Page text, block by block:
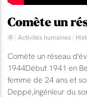
Comète un
| Activités humaines |
Comète un réseau
1944Début 1941 en
femme de 24 ans et
Deppé,ingénieur du